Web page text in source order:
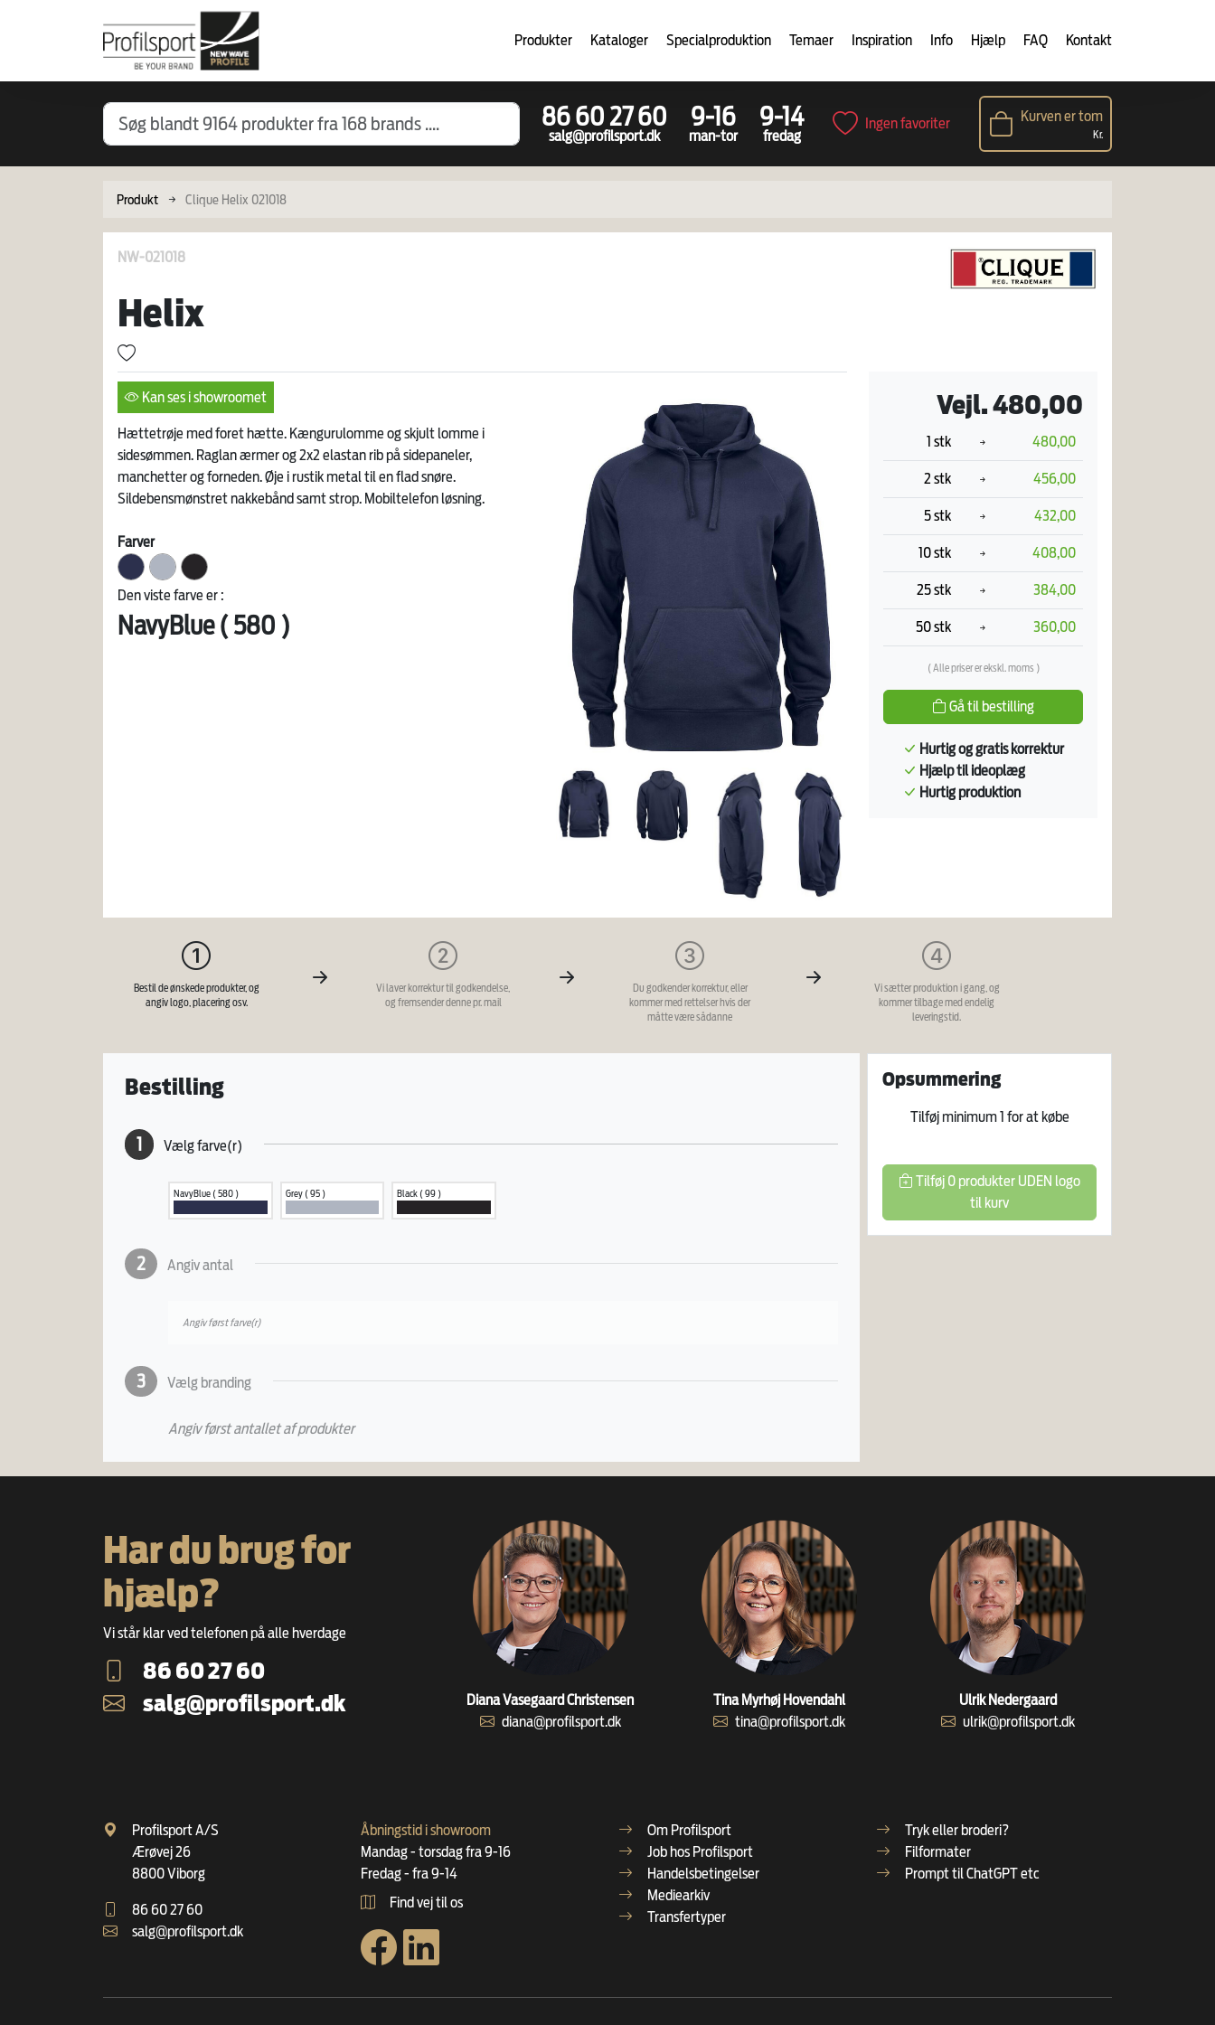
Produkter Kataloger Specialproduktion Temaer Inspiration Info Hjælp FAQ Kontakt
86 60 27 60
salg@profilsport.dk
9-16
man-tor
9-14
fredag
Ingen favoriter Kurven er tom
Kr.
Produkt Clique Helix 021018
NW-021018
Helix
Kan ses i showroomet
Hættetrøje med foret hætte. Kængurulomme og skjult lomme i
sidesømmen. Raglan ærmer og 2x2 elastan rib på sidepaneler,
manchetter og forneden. Øje i rustik metal til en flad snøre.
Sildebensmønstret nakkebånd samt strop. Mobiltelefon løsning.
Farver
Den viste farve er :
NavyBlue ( 580 )
Vejl. 480,00
1 stk 480,00
2 stk 456,00
5 stk 432,00
10 stk 408,00
25 stk 384,00
50 stk 360,00
( Alle priser er ekskl. moms )
Gå til bestilling
Hurtig og gratis korrektur
Hjælp til ideoplæg
Hurtig produktion
Bestil de ønskede produkter, og
angiv logo, placering osv.
Vi laver korrektur til godkendelse,
og fremsender denne pr. mail
Du godkender korrektur, eller
kommer med rettelser hvis der
måtte være sådanne
Vi sætter produktion i gang, og
kommer tilbage med endelig
leveringstid.
Bestilling
1 Vælg farve(r)
NavyBlue ( 580 ) Grey ( 95 ) Black ( 99 )
2 Angiv antal
Angiv først farve(r)
3 Vælg branding
Angiv først antallet af produkter
Opsummering
Tilføj minimum1 for at købe
Tilføj 0 produkter UDEN logo
til kurv
Har du brug for
hjælp?
Vi står klar ved telefonen på alle hverdage
86 60 27 60
salg@profilsport.dk
Diana Vasegaard Christensen
diana@profilsport.dk
Tina Myrhøj Hovendahl
tina@profilsport.dk
Ulrik Nedergaard
ulrik@profilsport.dk
Profilsport A/S
Ærøvej 26
8800 Viborg
86 60 27 60
salg@profilsport.dk
Åbningstid i showroom
Mandag - torsdag fra 9-16
Fredag - fra 9-14
Find vej til os
Om Profilsport
Job hos Profilsport
Handelsbetingelser
Mediearkiv
Transfertyper
Tryk eller broderi?
Filformater
Prompt til ChatGPT etc